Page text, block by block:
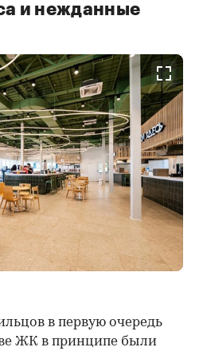
и нежданные
в первую очередь
ЖК в принципе были